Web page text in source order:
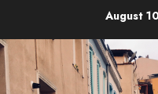
content
August